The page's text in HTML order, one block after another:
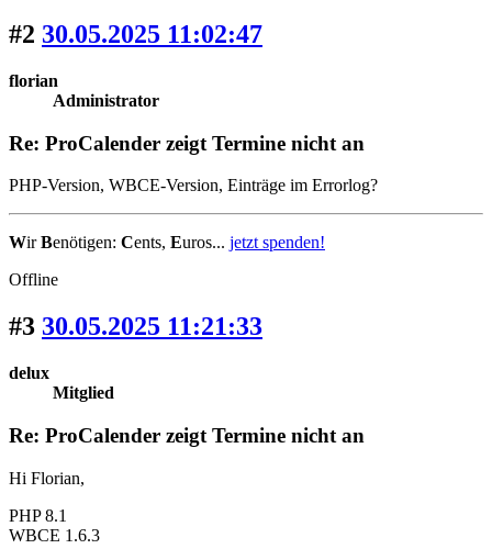
#2 30.05.2025 11:02:47
florian
Administrator
Re: ProCalender zeigt Termine nicht an
PHP-Version, WBCE-Version, Einträge im Errorlog?
WirBenötigen: Cents, Euros... jetzt spenden!
Offline
#3 30.05.2025 11:21:33
delux
Mitglied
Re: ProCalender zeigt Termine nicht an
Hi Florian,
PHP 8.1
WBCE 1.6.3